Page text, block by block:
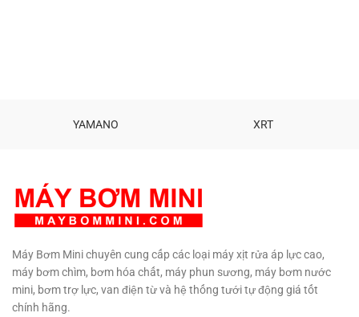
0908997823 – 0908997872
YAMANO XRT
Máy Bơm Mini chuyên cung cấp các loại máy xịt rửa áp lực cao,
máy bơm chìm, bơm hóa chất, máy phun sương, máy bơm nước
mini, bơm trợ lực, van điện từ và hệ thống tưới tự động giá tốt
chính hãng.